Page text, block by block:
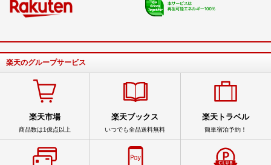
楽天のグループサービス
楽天市場
商品数は1億点以上
楽天ブックス
いつでも全品送料無料
楽天トラベル
簡単宿泊予約！